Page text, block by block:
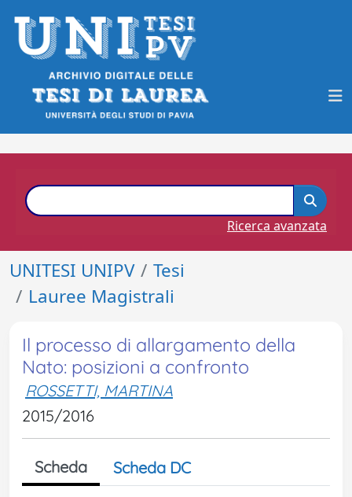
Ricerca avanzata
UNITESI UNIPV
Tesi
Lauree Magistrali
Il processo di allargamento della
Nato: posizioni a confronto
ROSSETTI, MARTINA
2015/2016
Scheda Scheda DC